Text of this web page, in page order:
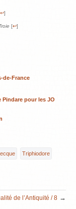
↩]
[↩]
de-France
Pindare pour les JO
Triphiodore
de l’Antiquité / 8 →